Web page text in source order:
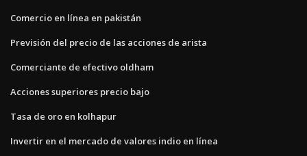
Comercio en línea en pakistán
Previsión del precio de las acciones de arista
Comerciante de efectivo oldham
Acciones superiores precio bajo
Tasa de oro en kolhapur
Invertir en el mercado de valores indio en línea